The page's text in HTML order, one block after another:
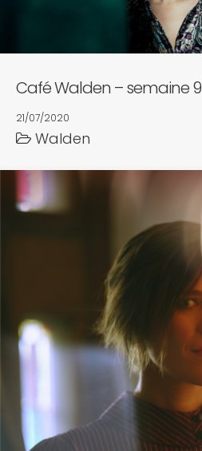
Café Walden – semaine 9
21/07/2020
Walden